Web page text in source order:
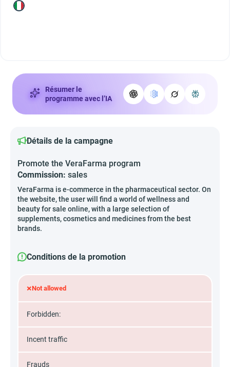
Résumer le
programme avec l’IA
Détails de la campagne
Promote the VeraFarma program
Commission: sales
VeraFarma is e-commerce in the pharmaceutical sector. On
the website, the user will find a world of wellness and
beauty for sale online, with a large selection of
supplements, cosmetics and medicines from the best
brands.
Conditions de la promotion
×Not allowed
Forbidden:
Incent traffic
Frauds